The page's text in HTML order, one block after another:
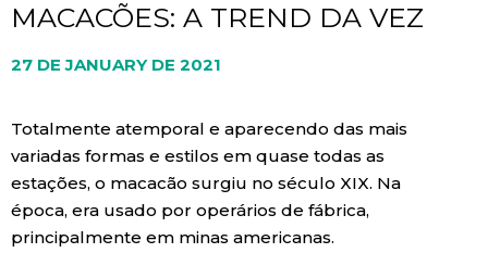
MACACÕES: A TREND DA VEZ
27 DE JANUARY DE 2021
Totalmente atemporal e aparecendo das mais
variadas formas e estilos em quase todas as
estações, o macacão surgiu no século XIX. Na
época, era usado por operários de fábrica,
principalmente em minas americanas.